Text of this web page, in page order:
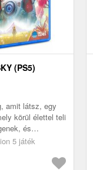
(PS5)
amit látsz, egy
körül élettel teli
és
5 játék